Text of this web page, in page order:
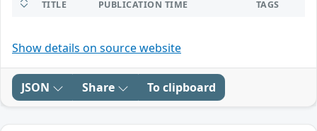
TITLE PUBLICATION TIME TAGS
Show details on source website
JSON Share To clipboard